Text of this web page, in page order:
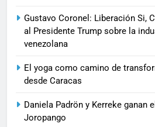
Gustavo Coronel: Liberación Si,
al Presidente Trump sobre la
venezolana
El yoga como camino de
desde Caracas
Daniela Padrön y Kerreke ganan
Joropango